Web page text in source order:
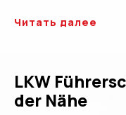
Читать далее
LKW
der Nähe